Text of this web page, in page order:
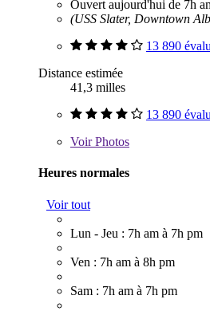
Ouvert aujourd'hui de 7h
(USS Slater, Downtown
13 890
Distance estimée
41,3 milles
13 890
VoirPhotos
Heures normales
Voir tout
Lun - Jeu : 7h am à 7h pm
Ven : 7h am à 8h pm
Sam : 7h am à 7h pm